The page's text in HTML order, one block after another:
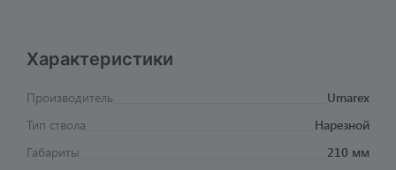
Характеристики
Производитель
Umarex
Тип ствола
Нарезной
Габариты
210 мм